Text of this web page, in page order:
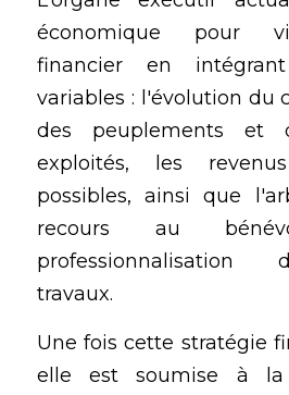
économique pour
financier en
variables : l'évolution du
des peuplements et
exploités, les
possibles, ainsi que
recours au
professionnalisation
travaux.
Une fois cette stratégie
elle est soumise à la